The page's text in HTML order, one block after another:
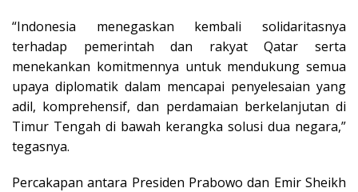
“Indonesia menegaskan kembali solidaritasnya
terhadap pemerintah dan rakyat Qatar serta
menekankan komitmennya untuk mendukung semua
upaya diplomatik dalam mencapai penyelesaian yang
adil, komprehensif, dan perdamaian berkelanjutan di
Timur Tengah di bawah kerangka solusi dua negara,”
tegasnya.
Percakapan antara Presiden Prabowo dan Emir Sheikh